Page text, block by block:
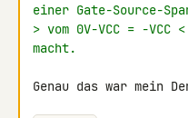
einer Gate-Source-
> vom 0V-VCC = -
macht.
Genau das war mein